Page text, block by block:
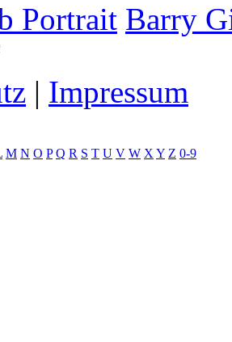
Portrait Barry
| Impressum
M N O P Q R S T U V W X Y Z 0-9